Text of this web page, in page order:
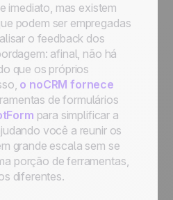
imediato, mas existem
podem ser empregadas
o feedback dos
afinal, não há
que os próprios
o noCRM fornece
de formulários
para simplificar a
você a reunir os
grande escala sem se
porção de ferramentas,
diferentes.